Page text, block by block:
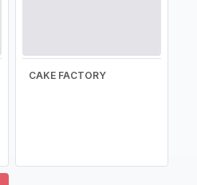
CAKE FACTORY